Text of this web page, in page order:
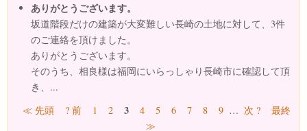
ありがとうございます。
坂道階段だけの建築が大変難しい長崎の土地に対して、3件
のご連絡を頂けました。
ありがとうございます。
そのうち、相良様は福岡にいらっしゃり長崎市に確認して頂
き、...
ページ
≪ 先頭 ? 前 1 2 3 4 5 6 7 8 9 … 次 ?
最終
≫